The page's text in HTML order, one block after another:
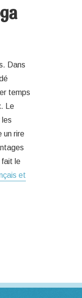
Dans
temps
Le
un rire
fait le
et